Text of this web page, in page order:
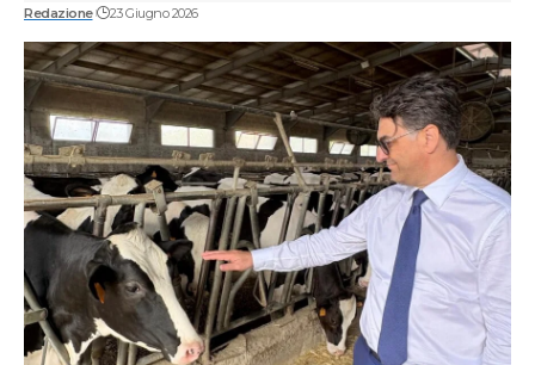
Redazione 23 Giugno 2026